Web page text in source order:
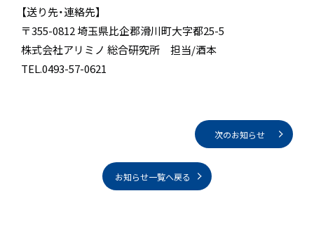
【送り先・連絡先】
〒355-0812 埼玉県比企郡滑川町大字都25-5
株式会社アリミノ 総合研究所 担当/酒本
TEL.0493-57-0621
次のお知らせ
お知らせ一覧へ戻る